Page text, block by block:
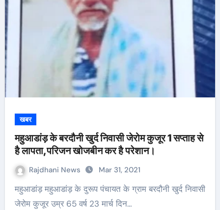
खबर
महुआडांड़ के बरदौनी खुर्द निवासी जेरोम कुजूर 1 सप्ताह से
है लापता,परिजन खोजबीन कर है परेशान।
Rajdhani News Mar 31, 2021
महुआडांड़ महुआडांड़ के दुरूप पंचायत के ग्राम बरदौनी खुर्द निवासी
जेरोम कुजूर उम्र 65 वर्ष 23 मार्च दिन…